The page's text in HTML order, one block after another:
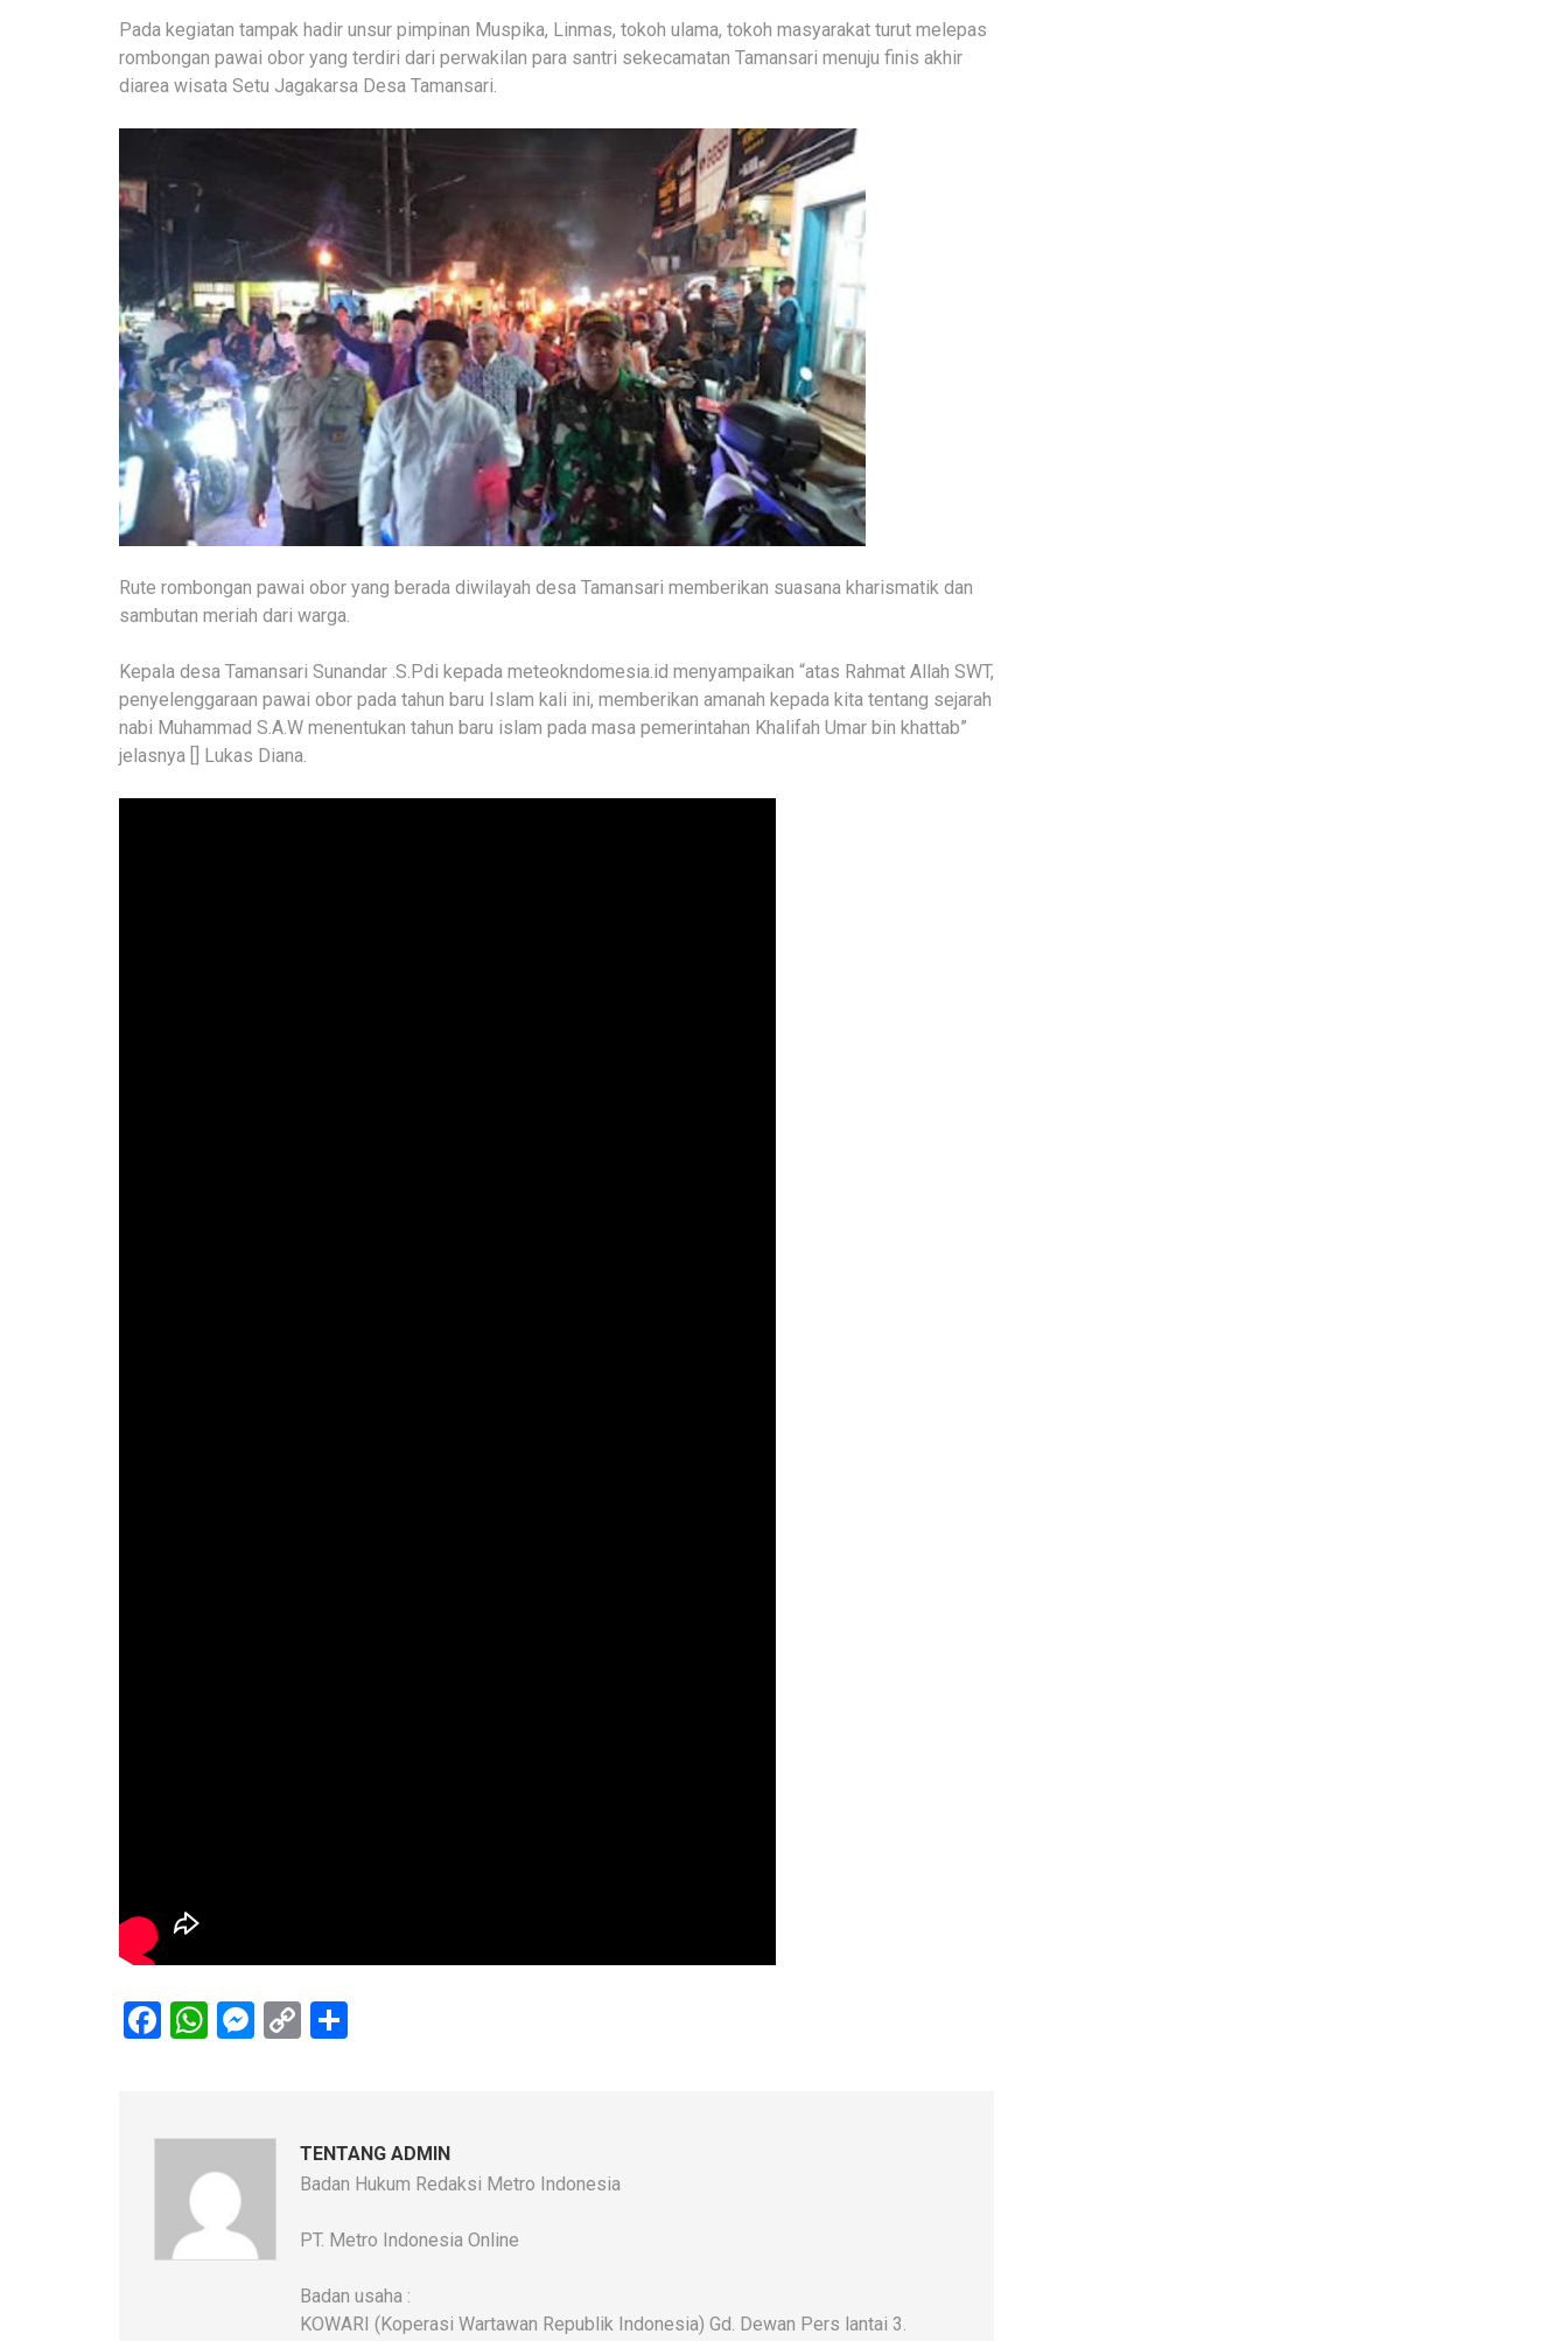
Pada kegiatan tampak hadir unsur pimpinan Muspika, Linmas, tokoh ulama, tokoh masyarakat turut melepas
rombongan pawai obor yang terdiri dari perwakilan para santri sekecamatan Tamansari menuju finis akhir
diarea wisata Setu Jagakarsa Desa Tamansari.
Rute rombongan pawai obor yang berada diwilayah desa Tamansari memberikan suasana kharismatik dan
sambutan meriah dari warga.
Kepala desa Tamansari Sunandar .S.Pdi kepada meteokndomesia.id menyampaikan “atas Rahmat Allah SWT,
penyelenggaraan pawai obor pada tahun baru Islam kali ini, memberikan amanah kepada kita tentang sejarah
nabi Muhammad S.A.W menentukan tahun baru islam pada masa pemerintahan Khalifah Umar bin khattab”
jelasnya [] Lukas Diana.
Facebook
WhatsApp
Messenger
Copy
TENTANG ADMIN
Badan Hukum Redaksi Metro Indonesia
PT. Metro Indonesia Online
Badan usaha :
KOWARI (Koperasi Wartawan Republik Indonesia) Gd. Dewan Pers lantai 3.